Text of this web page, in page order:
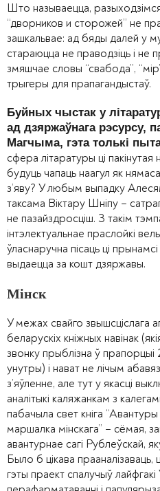
Што называецца,
“дворников и сторожей” не
зашкальвае: ад бяды далей у
стараюцца не праводзіць і не
змяшчае словы “свабода”,
трыгеры для прапагандыстаў.
Буйных чыстак у
ад дзяржаўнага рэсурсу,
Магчыма, гэта толькі
сфера літаратуры ці пакінутая
будуць чапаць наагул як
з’яву? У любым выпадку
таксама Віктару Шніпу –
не пазайздросціш. З такім
інтэлектуальнае праслойкі
ўласнаручна пісаць ці
выдаецца за кошт дзяржавы.
Мінск
У межах свайго звышсціслага
беларускіх кніжных навінак
звонку прыблізна ў
унутры) і нават не лічым
з’яўленне, але тут у якасці
аналітыкі каляжанкам з
пабачыла свет кніга
маршалка мінскага” – сёмая,
авантурнае сагі Рублеўскай,
Было б цікава
гэты праект спалучыў лайфгакі